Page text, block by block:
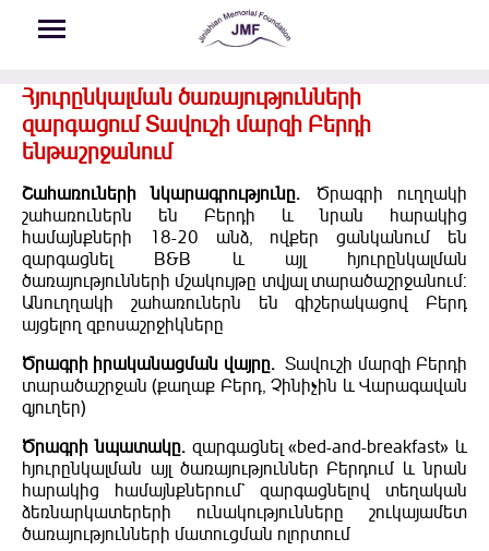
Հյուրընկալման ծառայությունների
զարգացում Տավուշի մարզի Բերդի
ենթաշրջանում
Շահառուների նկարագրությունը. Ծրագրի ուղղակի
շահառուներն են Բերդի և նրան հարակից
համայնքների 18-20 անձ, ովքեր ցանկանում են
զարգացնել B&B և այլ հյուրընկալման
ծառայությունների մշակույթը տվյալ տարածաշրջանում:
Անուղղակի շահառուներն են գիշերակացով Բերդ
այցելող զբոսաշրջիկները
Ծրագրի իրականացման վայրը.Տավուշի մարզի Բերդի
տարածաշրջան (քաղաք Բերդ, Չինիչին և Վարագավան
գյուղեր)
Ծրագրի նպատակը.զարգացնել «bed-and-breakfast» և
հյուրընկալման այլ ծառայություններ Բերդում և նրան
հարակից համայնքներում` զարգացնելով տեղական
ձեռնարկատերերի ունակությունները շուկայամետ
ծառայությունների մատուցման ոլորտում